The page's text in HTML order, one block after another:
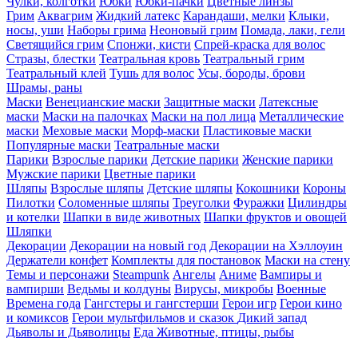
Грим Аквагрим Жидкий латекс Карандаши, мелки Клыки,
носы, уши Наборы грима Неоновый грим Помада, лаки, гели
Светящийся грим Спонжи, кисти Спрей-краска для волос
Стразы, блестки Театральная кровь Театральный грим
Театральный клей Тушь для волос Усы, бороды, брови
Шрамы, раны
Маски Венецианские маски Защитные маски Латексные
маски Маски на палочках Маски на пол лица Металлические
маски Меховые маски Морф-маски Пластиковые маски
Популярные маски Театральные маски
Парики Взрослые парики Детские парики Женские парики
Мужские парики Цветные парики
Шляпы Взрослые шляпы Детские шляпы Кокошники Короны
Пилотки Соломенные шляпы Треуголки Фуражки Цилиндры
и котелки Шапки в виде животных Шапки фруктов и овощей
Шляпки
Декорации Декорации на новый год Декорации на Хэллоуин
Держатели конфет Комплекты для постановок Маски на стену
Темы и персонажи Steampunk Ангелы Аниме Вампиры и
вампирши Ведьмы и колдуны Вирусы, микробы Военные
Времена года Гангстеры и гангстерши Герои игр Герои кино
и комиксов Герои мультфильмов и сказок Дикий запад
Дьяволы и Дьяволицы Еда Животные, птицы, рыбы